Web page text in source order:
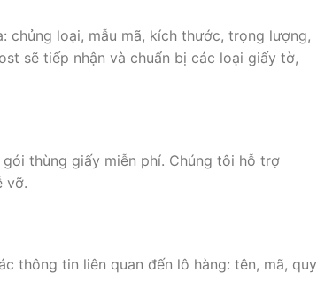
chủng loại, mẫu mã, kích thước, trọng lượng,
sẽ tiếp nhận và chuẩn bị các loại giấy tờ,
thùng giấy miễn phí. Chúng tôi hỗ trợ
vỡ.
thông tin liên quan đến lô hàng: tên, mã, quy